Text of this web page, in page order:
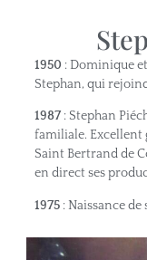
1950 : Dominique
Stephan, qui
1987: Stephan
familiale. Excellent
Saint Bertrand de
en direct ses
1975 : Naissance